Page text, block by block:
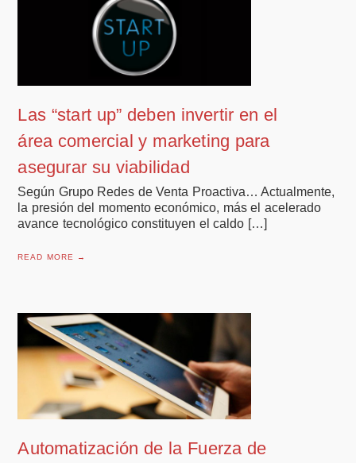
Las “start up” deben invertir en el
área comercial y marketing para
asegurar su viabilidad
Según Grupo Redes de Venta Proactiva… Actualmente,
la presión del momento económico, más el acelerado
avance tecnológico constituyen el caldo […]
READ MORE →
Automatización de la Fuerza de